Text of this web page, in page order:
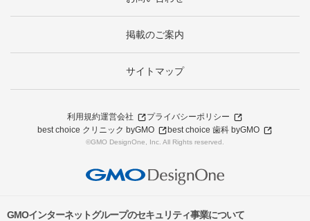
掲載のご案内
サイトマップ
利用規約運営会社
プライバシーポリシー
best choice クリニック byGMO
best choice 歯科 byGMO
©GMO DesignOne, Inc. All Rights reserved.
GMOインターネットグループのセキュリティ事業について